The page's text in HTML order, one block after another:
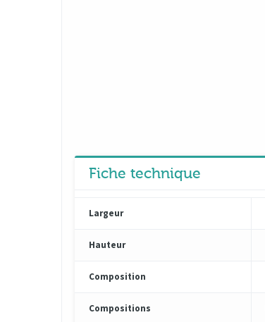
Fiche technique
Largeur
Hauteur
Composition
Compositions